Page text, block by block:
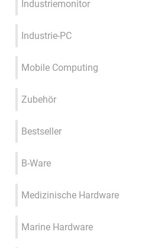
Industriemonitor
Industrie-PC
Mobile Computing
Zubehör
Bestseller
B-Ware
Medizinische Hardware
Marine Hardware